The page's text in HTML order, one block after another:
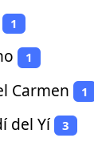
1
1
Carmen 1
del Yí 3